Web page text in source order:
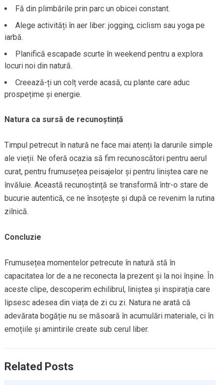
Fă din plimbările prin parc un obicei constant.
Alege activități în aer liber: jogging, ciclism sau yoga pe
iarbă.
Planifică escapade scurte în weekend pentru a explora
locuri noi din natură.
Creează-ți un colț verde acasă, cu plante care aduc
prospețime și energie.
Natura ca sursă de recunoștință
Timpul petrecut în natură ne face mai atenți la darurile simple
ale vieții. Ne oferă ocazia să fim recunoscători pentru aerul
curat, pentru frumusețea peisajelor și pentru liniștea care ne
învăluie. Această recunoștință se transformă într-o stare de
bucurie autentică, ce ne însoțește și după ce revenim la rutina
zilnică.
Concluzie
Frumusețea momentelor petrecute în natură stă în
capacitatea lor de a ne reconecta la prezent și la noi înșine. În
aceste clipe, descoperim echilibrul, liniștea și inspirația care
lipsesc adesea din viața de zi cu zi. Natura ne arată că
adevărata bogăție nu se măsoară în acumulări materiale, ci în
emoțiile și amintirile create sub cerul liber.
Related Posts